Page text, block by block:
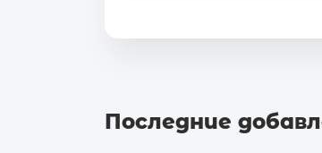
Последние